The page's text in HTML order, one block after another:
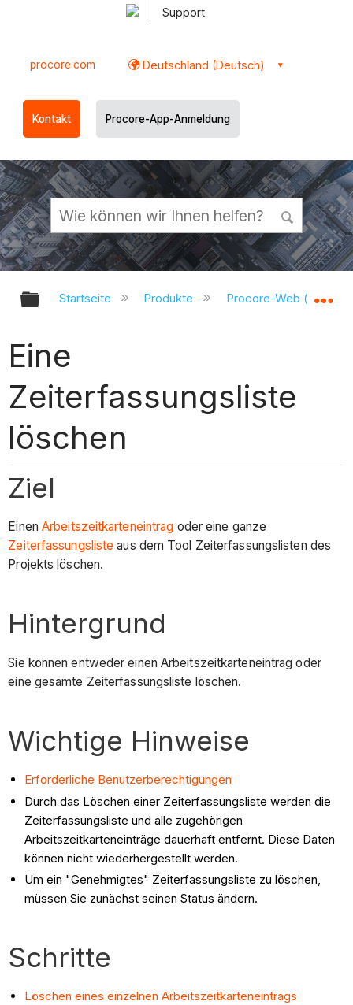
Support
procore.com Deutschland (Deutsch)
Kontakt Procore-App-Anmeldung
Globale Hierarchie auf- und
Startseite Produkte Procore-Web
Eine
Zeiterfassungsliste
löschen
Ziel
Einen Arbeitszeitkarteneintrag oder eine ganze
Zeiterfassungsliste aus dem Tool Zeiterfassungslisten des
Projekts löschen.
Hintergrund
Sie können entweder einen Arbeitszeitkarteneintrag oder
eine gesamte Zeiterfassungsliste löschen.
Wichtige Hinweise
Erforderliche Benutzerberechtigungen
Durch das Löschen einer Zeiterfassungsliste werden die
Zeiterfassungsliste und alle zugehörigen
Arbeitszeitkarteneinträge dauerhaft entfernt. Diese Daten
können nicht wiederhergestellt werden.
Um ein "Genehmigtes" Zeiterfassungsliste zu löschen,
müssen Sie zunächst seinen Status ändern.
Schritte
Löschen eines einzelnen Arbeitszeitkarteneintrags